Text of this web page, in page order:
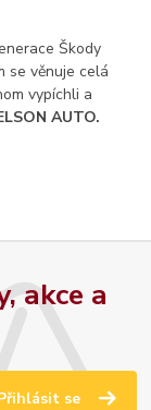
Škody
se věnuje celá
vypíchli a
AUTO.
akce a
se